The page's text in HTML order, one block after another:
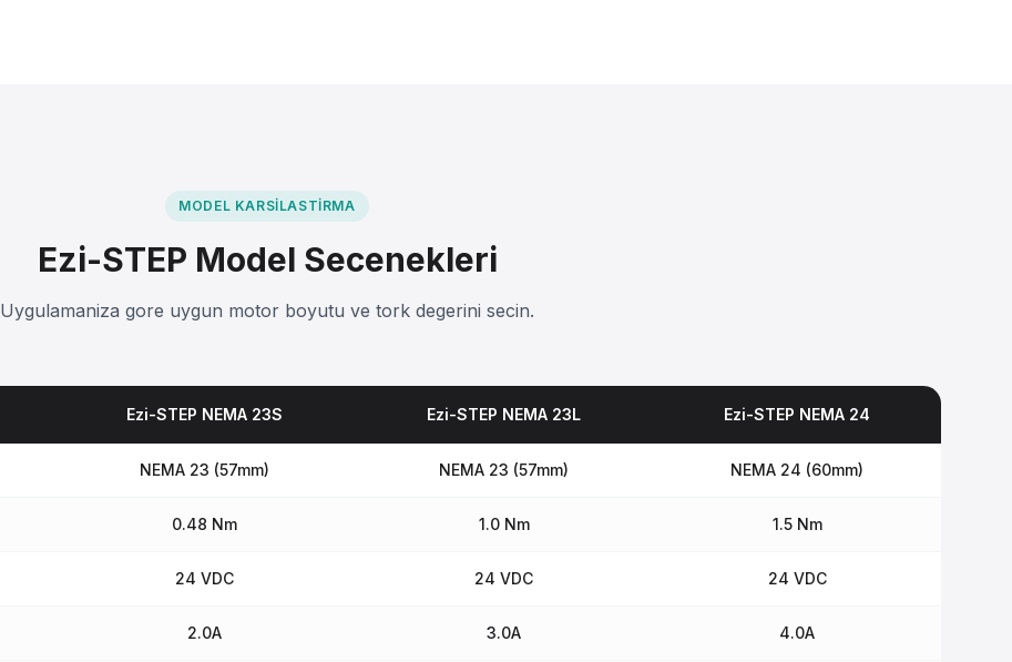
MODEL KARSILASTIRMA
Ezi-STEP Model Secenekleri
Uygulamaniza gore uygun motor boyutu ve tork degerini secin.
Ezi-STEP NEMA 23S Ezi-STEP NEMA 23L Ezi-STEP NEMA 24
NEMA 23 (57mm) NEMA 23 (57mm) NEMA 24 (60mm)
0.48 Nm 1.0 Nm 1.5 Nm
24 VDC 24 VDC 24 VDC
2.0A 3.0A 4.0A